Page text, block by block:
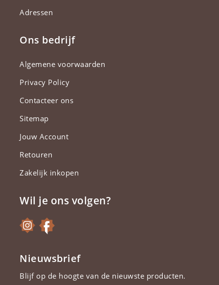
Adressen
Ons bedrijf
Algemene voorwaarden
Privacy Policy
Contacteer ons
Sitemap
Jouw Account
Retouren
Zakelijk inkopen
Wil je ons volgen?
Nieuwsbrief
Blijf op de hoogte van de nieuwste producten.